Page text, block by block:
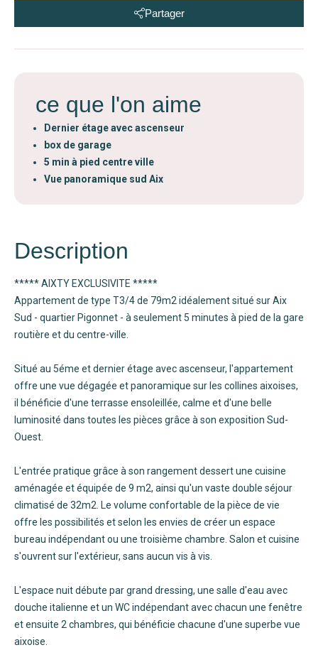
Partager
ce que l'on aime
Dernier étage avec ascenseur
box de garage
5 min à pied centre ville
Vue panoramique sud Aix
Description
***** AIXTY EXCLUSIVITE *****
Appartement de type T3/4 de 79m2 idéalement situé sur Aix
Sud - quartier Pigonnet - à seulement 5 minutes à pied de la gare
routière et du centre-ville.
Situé au 5éme et dernier étage avec ascenseur, l'appartement
offre une vue dégagée et panoramique sur les collines aixoises,
il bénéficie d'une terrasse ensoleillée, calme et d'une belle
luminosité dans toutes les pièces grâce à son exposition Sud-
Ouest.
L'entrée pratique grâce à son rangement dessert une cuisine
aménagée et équipée de 9 m2, ainsi qu'un vaste double séjour
climatisé de 32m2. Le volume confortable de la pièce de vie
offre les possibilités et selon les envies de créer un espace
bureau indépendant ou une troisième chambre. Salon et cuisine
s'ouvrent sur l'extérieur, sans aucun vis à vis.
L'espace nuit débute par grand dressing, une salle d'eau avec
douche italienne et un WC indépendant avec chacun une fenêtre
et ensuite 2 chambres, qui bénéficie chacune d'une superbe vue
aixoise.